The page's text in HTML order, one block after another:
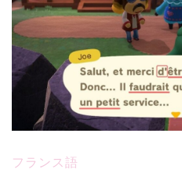
フランス語